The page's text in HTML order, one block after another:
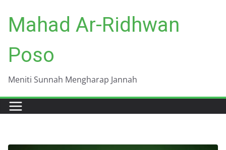
content
Mahad Ar-Ridhwan
Poso
Meniti Sunnah Mengharap Jannah